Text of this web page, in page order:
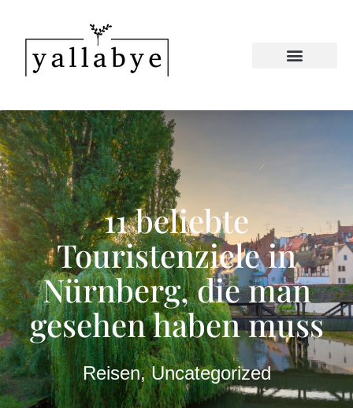
11 beliebte
Touristenziele in
Nürnberg, die man
gesehen haben muss
Reisen,Uncategorized